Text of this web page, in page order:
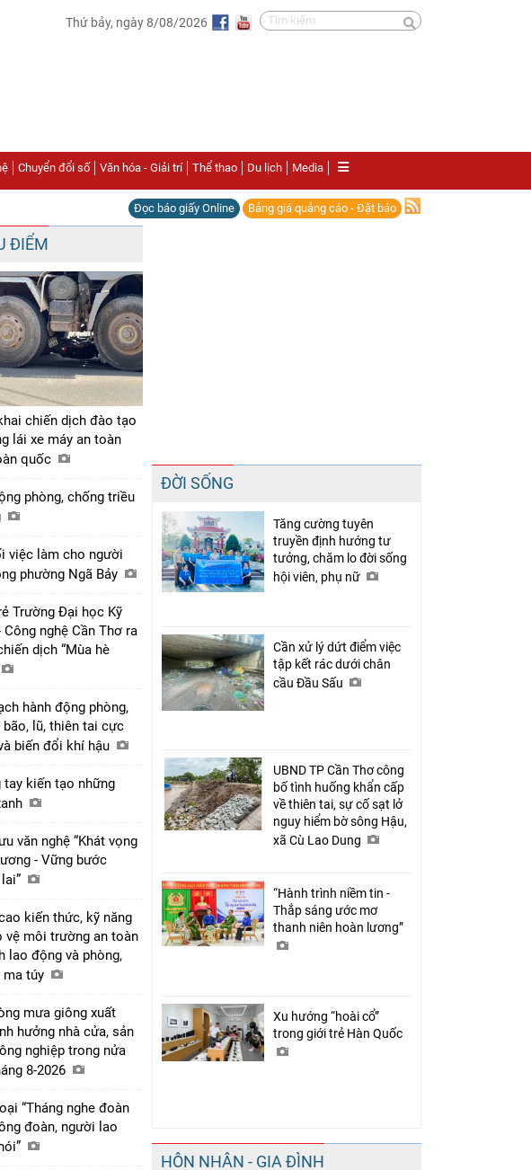
Thứ bảy, ngày 8/08/2026
Chuyển đổi số Văn hóa - Giải trí Thể thao Du lịch Media
Đọc báo giấy Online Bảng giá quảng cáo - Đặt báo
Chia sẻ
Facebook
ĐIỂM
chiến dịch đào tạo
lái xe máy an toàn
quốc
phòng, chống triều
việc làm cho người
phường Ngã Bảy
Trường Đại học Kỹ
Công nghệ Cần Thơ ra
dịch “Mùa hè
hành động phòng,
bão, lũ, thiên tai cực
biến đổi khí hậu
tay kiến tạo những
văn nghệ “Khát vọng
- Vững bước
kiến thức, kỹ năng
vệ môi trường an toàn
lao động và phòng,
ma túy
mưa giông xuất
hưởng nhà cửa, sản
nghiệp trong nửa
8-2026
“Tháng nghe đoàn
đoàn, người lao
ĐỜI SỐNG
Tăng cường tuyên
truyền định hướng tư
tưởng, chăm lo đời sống
hội viên, phụ nữ
Cần xử lý dứt điểm việc
tập kết rác dưới chân
cầu Đầu Sấu
UBND TP Cần Thơ công
bố tình huống khẩn cấp
về thiên tai, sự cố sạt lở
nguy hiểm bờ sông Hậu,
xã Cù Lao Dung
“Hành trình niềm tin -
Thắp sáng ước mơ
thanh niên hoàn lương”
Xu hướng “hoài cổ”
trong giới trẻ Hàn Quốc
HÔN NHÂN - GIA ĐÌNH